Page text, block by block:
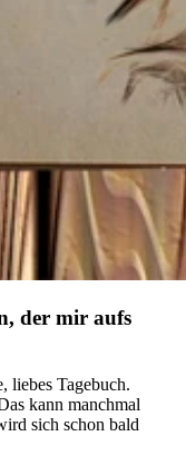
der mir aufs
liebes Tagebuch.
kann manchmal
sich schon bald